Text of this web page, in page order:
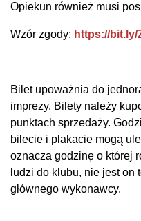
Opiekun również musi
Wzór zgody: https://bit.ly/
Bilet upoważnia do
imprezy. Bilety należy
punktach sprzedaży.
bilecie i plakacie mogą
oznacza godzinę o której
ludzi do klubu, nie jest on
głównego wykonawcy.